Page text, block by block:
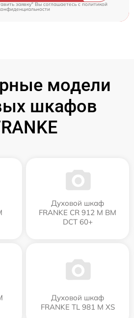
заявку" Вы соглашаетесь cполитикой
модели
шкафов
Духовой шкаф
FRANKE CR 912 M BM
DCT 60+
Духовой шкаф
FRANKE TL 981 M XS